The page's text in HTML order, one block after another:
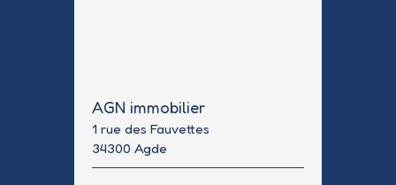
AGN immobilier
1 rue des Fauvettes
34300 Agde